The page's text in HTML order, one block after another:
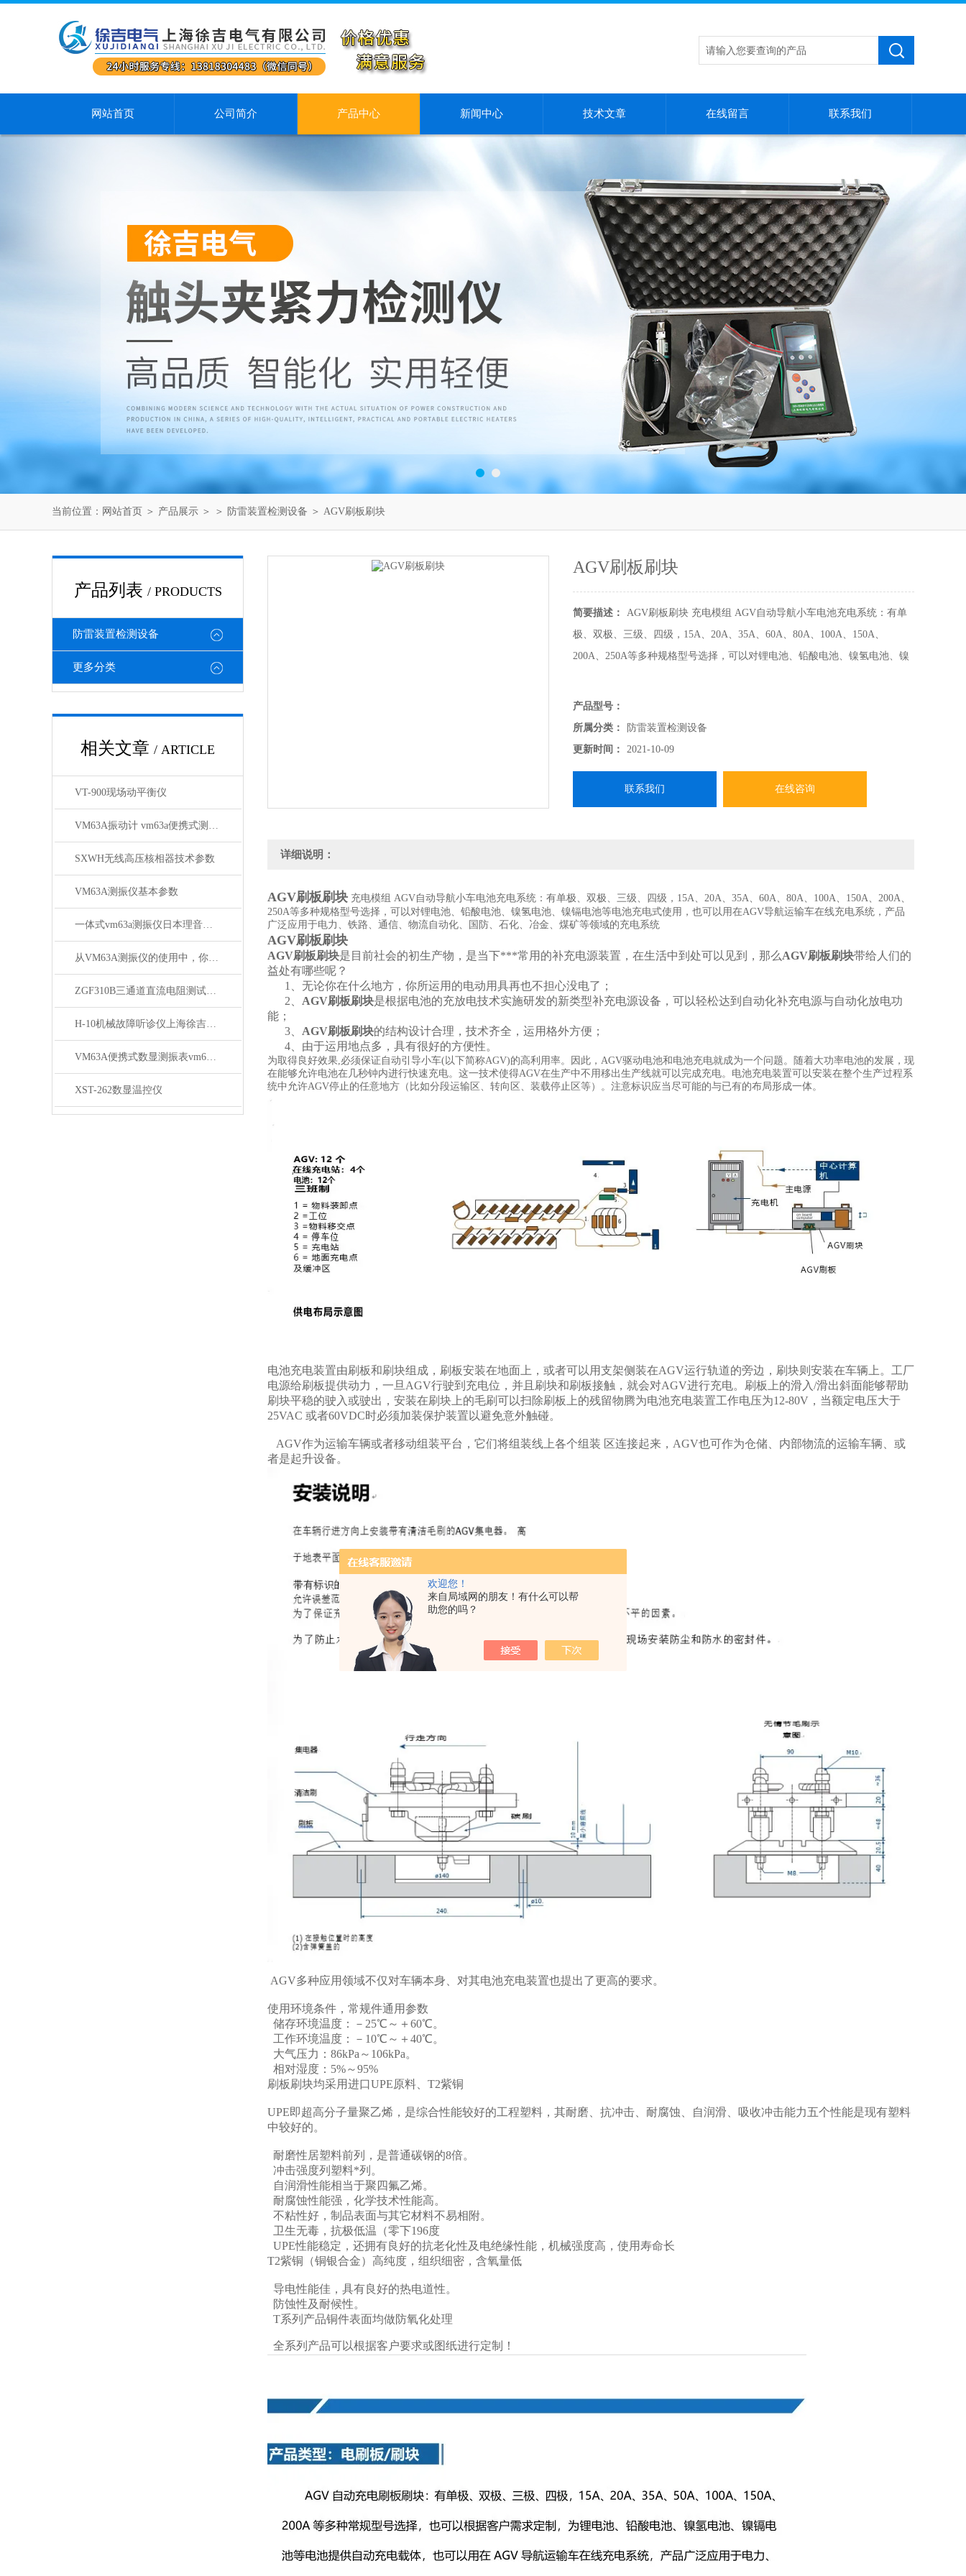
欢迎您！
来自局域网的朋友！有什么可以帮
助您的吗？
网站首页 公司简介 产品中心 新闻中心 技术文章 在线留言 联系我们
当前位置： 网站首页 ＞ 产品展示 ＞ ＞ 防雷装置检测设备 ＞ AGV刷板刷块
产品列表 / PRODUCTS
防雷装置检测设备
更多分类
相关文章 / ARTICLE
VT-900现场动平衡仪
VM63A振动计 vm63a便携式测振仪*
SXWH无线高压核相器技术参数
VM63A测振仪基本参数
一体式vm63a测振仪日本理音测振仪VM63A参数
从VM63A测振仪的使用中，你得出了什么结论呢？
ZGF310B三通道直流电阻测试仪大量供应
H-10机械故障听诊仪上海徐吉大量供应
VM63A便携式数显测振表vm63a vm63a测振仪厂家
XST-262数显温控仪
AGV刷板刷块
简要描述：
AGV刷板刷块 充电模组 AGV自动导航小车电池充电系统：有单
极、双极、三级、四级，15A、20A、35A、60A、80A、100A、150A、
200A、250A等多种规格型号选择，可以对锂电池、铅酸电池、镍氢电池、镍
产品型号：
所属分类：
防雷装置检测设备
更新时间：
2021-10-09
联系我们 在线咨询
详细说明：
AGV刷板刷块 充电模组 AGV自动导航小车电池充电系统：有单极、双极、三级、四级，15A、20A、35A、60A、80A、100A、150A、200A、
250A等多种规格型号选择，可以对锂电池、铅酸电池、镍氢电池、镍镉电池等电池充电式使用，也可以用在AGV导航运输车在线充电系统，产品
广泛应用于电力、铁路、通信、物流自动化、国防、石化、冶金、煤矿等领域的充电系统
AGV刷板刷块
AGV刷板刷块是目前社会的初生产物，是当下***常用的补充电源装置，在生活中到处可以见到，那么AGV刷板刷块带给人们的
益处有哪些呢？
1、无论你在什么地方，你所运用的电动用具再也不担心没电了；
2、 AGV刷板刷块是根据电池的充放电技术实施研发的新类型补充电源设备，可以轻松达到自动化补充电源与自动化放电功
能；
3、 AGV刷板刷块的结构设计合理，技术齐全，运用格外方便；
4、由于运用地点多，具有很好的方便性。
为取得良好效果,必须保证自动引导小车(以下简称AGV)的高利用率。因此，AGV驱动电池和电池充电就成为一个问题。随着大功率电池的发展，现
在能够允许电池在几秒钟内进行快速充电。这一技术使得AGV在生产中不用移出生产线就可以完成充电。电池充电装置可以安装在整个生产过程系
统中允许AGV停止的任意地方（比如分段运输区、转向区、装载停止区等）。注意标识应当尽可能的与已有的布局形成一体。
电池充电装置由刷板和刷块组成，刷板安装在地面上，或者可以用支架侧装在AGV运行轨道的旁边，刷块则安装在车辆上。工厂
电源给刷板提供动力，一旦AGV行驶到充电位，并且刷块和刷板接触，就会对AGV进行充电。刷板上的滑入/滑出斜面能够帮助
刷块平稳的驶入或驶出，安装在刷块上的毛刷可以扫除刷板上的残留物腾为电池充电装置工作电压为12-80V，当额定电压大于
25VAC 或者60VDC时必须加装保护装置以避免意外触碰。
AGV作为运输车辆或者移动组装平台，它们将组装线上各个组装 区连接起来，AGV也可作为仓储、内部物流的运输车辆、或
者是起升设备。
AGV多种应用领域不仅对车辆本身、对其电池充电装置也提出了更高的要求。
使用环境条件，常规件通用参数
储存环境温度：－25℃～＋60℃。
工作环境温度：－10℃～＋40℃。
大气压力：86kPa～106kPa。
相对湿度：5%～95%
刷板刷块均采用进口UPE原料、T2紫铜
UPE即超高分子量聚乙烯，是综合性能较好的工程塑料，其耐磨、抗冲击、耐腐蚀、自润滑、吸收冲击能力五个性能是现有塑料
中较好的。
耐磨性居塑料前列，是普通碳钢的8倍。
冲击强度列塑料*列。
自润滑性能相当于聚四氟乙烯。
耐腐蚀性能强，化学技术性能高。
不粘性好，制品表面与其它材料不易相附。
卫生无毒，抗极低温（零下196度
UPE性能稳定，还拥有良好的抗老化性及电绝缘性能，机械强度高，使用寿命长
T2紫铜（铜银合金）高纯度，组织细密，含氧量低
导电性能佳，具有良好的热电道性。
防蚀性及耐候性。
T系列产品铜件表面均做防氧化处理
全系列产品可以根据客户要求或图纸进行定制！